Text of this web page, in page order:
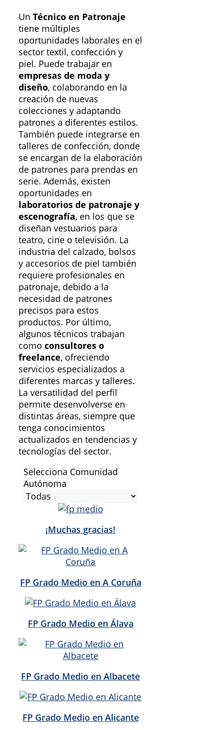
Un Técnico en Patronaje
tiene múltiples
oportunidades laborales en el
sector textil, confección y
piel. Puede trabajar en
empresas de moda y
diseño, colaborando en la
creación de nuevas
colecciones y adaptando
patrones a diferentes estilos.
También puede integrarse en
talleres de confección, donde
se encargan de la elaboración
de patrones para prendas en
serie. Además, existen
oportunidades en
laboratorios de patronaje y
escenografía, en los que se
diseñan vestuarios para
teatro, cine o televisión. La
industria del calzado, bolsos
y accesorios de piel también
requiere profesionales en
patronaje, debido a la
necesidad de patrones
precisos para estos
productos. Por último,
algunos técnicos trabajan
como consultores o
freelance, ofreciendo
servicios especializados a
diferentes marcas y talleres.
La versatilidad del perfil
permite desenvolverse en
distintas áreas, siempre que
tenga conocimientos
actualizados en tendencias y
tecnologías del sector.
Selecciona Comunidad
Autónoma
¡Muchas gracias!
FP Grado Medio en A Coruña
FP Grado Medio en Álava
FP Grado Medio en Albacete
FP Grado Medio en Alicante